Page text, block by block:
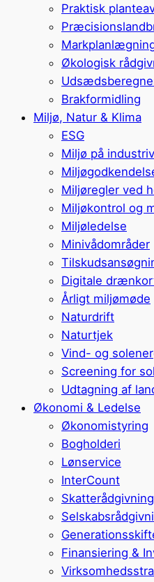
Praktisk
Økologisk
Brakformidling
Miljø, Natur & Klima
ESG
Miljø på
Miljøregler ved
Miljøkontrol og
Miljøledelse
Minivådområder
Digitale
Årligt miljømøde
Naturdrift
Naturtjek
Vind- og
Screening for
Udtagning af
Økonomi & Ledelse
Økonomistyring
Bogholderi
Lønservice
InterCount
Skatterådgivning
Finansiering &